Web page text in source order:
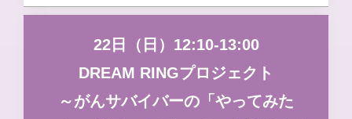
22日（日）12:10-13:00
DREAM RINGプロジェクト
～がんサバイバーの「やってみた